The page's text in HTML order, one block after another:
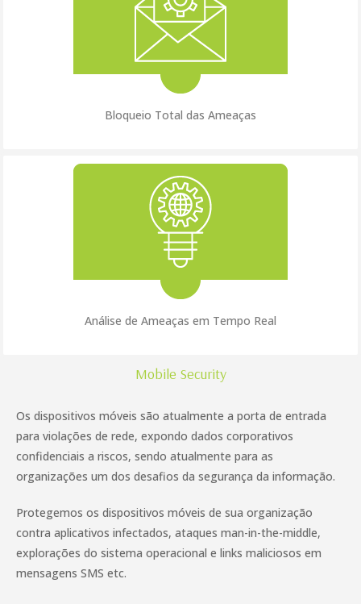
Bloqueio Total das Ameaças
Análise de Ameaças em Tempo Real
Mobile Security
Os dispositivos móveis são atualmente a porta de entrada
para violações de rede, expondo dados corporativos
confidenciais a riscos, sendo atualmente para as
organizações um dos desafios da segurança da informação.
Protegemos os dispositivos móveis de sua organização
contra aplicativos infectados, ataques man-in-the-middle,
explorações do sistema operacional e links maliciosos em
mensagens SMS etc.